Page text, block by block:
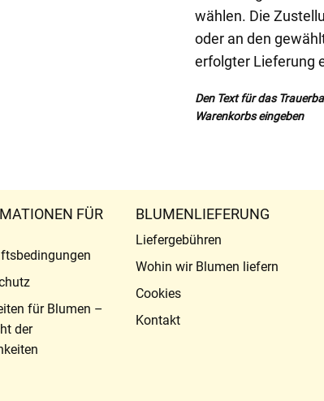
wählen. Die
oder an den
erfolgter Lieferung
Den Text für das
Warenkorbs eingeben
FÜR
für Blumen –
der
BLUMENLIEFERUNG
Liefergebühren
Wohin wir Blumen liefern
Cookies
Kontakt